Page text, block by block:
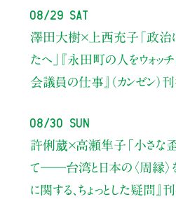
08/29 Sat
澤田大樹×上西充子 「政
たへ」
『永田町の人をウォッチ
会議員の仕事』（カンゼン）
08/30 Sun
許俐葳×高瀬隼子 「小さな
て――台湾と日本の〈周縁〉
に関する、ちょっとした疑問』